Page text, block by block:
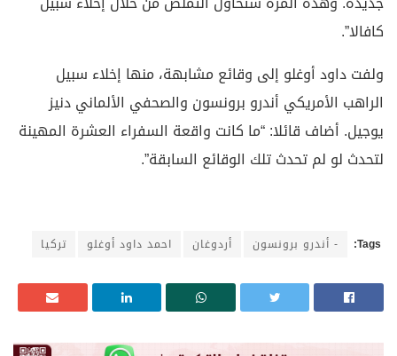
كافالا”.
ولفت داود أوغلو إلى وقائع مشابهة، منها إخلاء سبيل
الراهب الأمريكي أندرو برونسون والصحفي الألماني دنيز
يوجيل. أضاف قائلا: “ما كانت واقعة السفراء العشرة المهينة
لتحدث لو لم تحدث تلك الوقائع السابقة”.
Tags: - أندرو برونسون أردوغان احمد داود أوغلو تركيا